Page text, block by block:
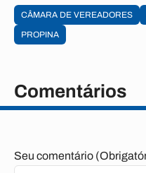
CÂMARA DE VEREADORES
PROPINA
Comentários
Seu comentário